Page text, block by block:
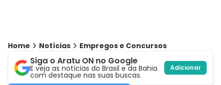
Home Notícias Empregos e Concursos
Siga o Aratu ON no Google
E veja as notícias do Brasil e da Bahia
com destaque nas suas buscas.
Adicionar